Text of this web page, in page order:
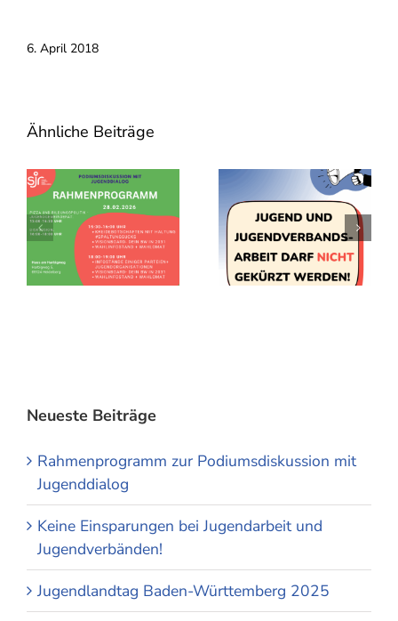
6. April 2018
Ähnliche Beiträge
Neueste Beiträge
Rahmenprogramm zur Podiumsdiskussion mit
Jugenddialog
Keine Einsparungen bei Jugendarbeit und
Jugendverbänden!
Jugendlandtag Baden-Württemberg 2025